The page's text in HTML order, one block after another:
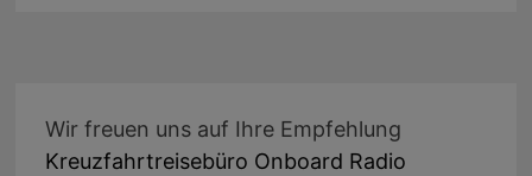
Wir freuen uns auf Ihre Empfehlung
Kreuzfahrtreisebüro Onboard Radio